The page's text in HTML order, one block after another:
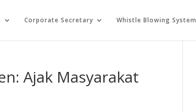
Corporate Secretary Whistle Blowing System
Ajak Masyarakat